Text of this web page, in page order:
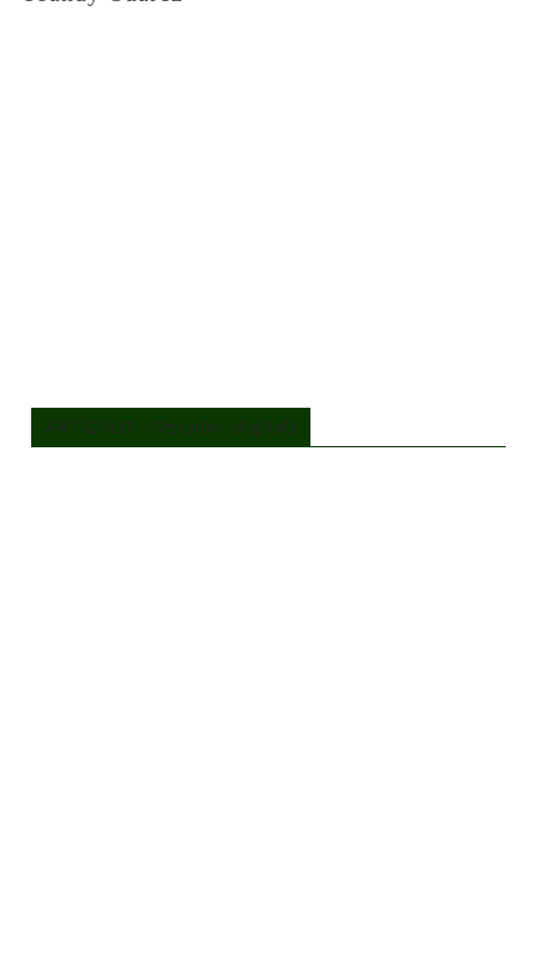
ARTÍCULO. (Versión digital)